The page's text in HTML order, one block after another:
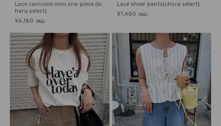
Lace camisole mini one-piece (ki
haru select)
¥6,160 （税込）
Lace sheer pants(chiica select)
¥7,480 （税込）